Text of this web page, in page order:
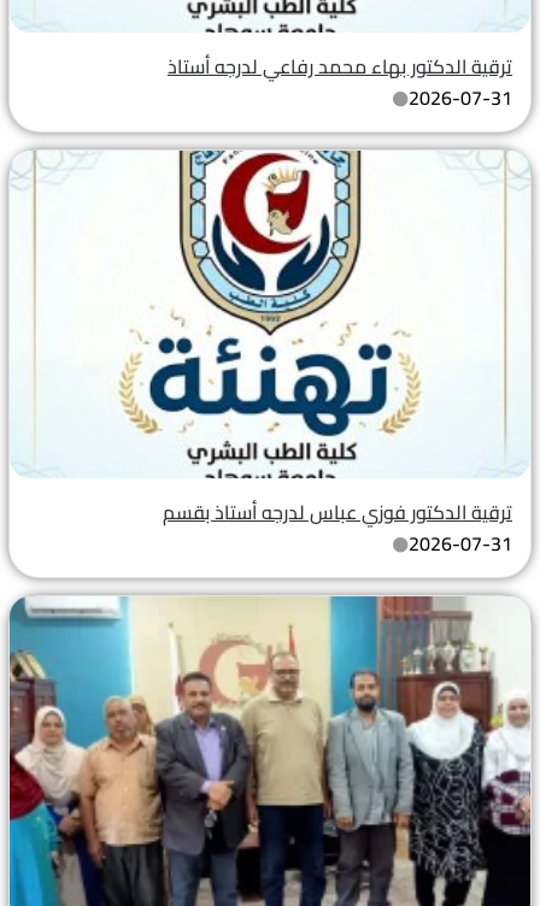
ترقية الدكتور بهاء محمد رفاعي لدرجه أستاذ
2026-07-31
ترقية الدكتور فوزي عباس لدرجه أستاذ بقسم
2026-07-31